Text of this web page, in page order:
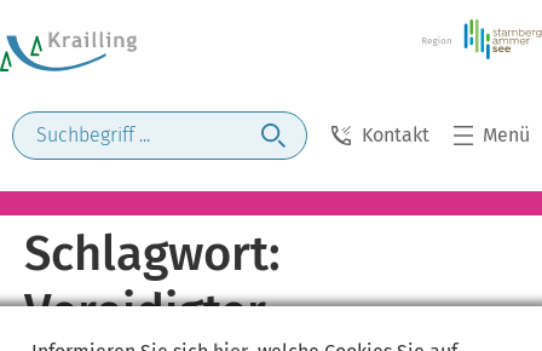
Kontakt Menü
Schlagwort:
Vereidigter